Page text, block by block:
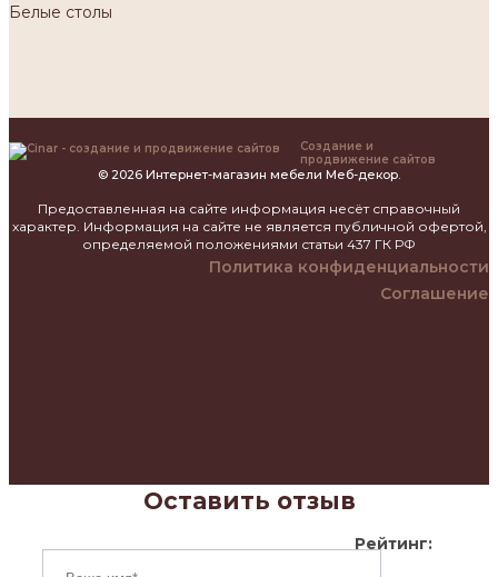
Белые столы
Создание и
продвижение сайтов
© 2026 Интернет-магазин мебели Меб-декор.
Предоставленная на сайте информация несёт справочный
характер. Информация на сайте не является публичной офертой,
определяемой положениями статьи 437 ГК РФ
Политика конфиденциальности
Соглашение
Оставить отзыв
Рейтинг: